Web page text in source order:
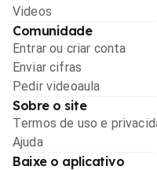
Videos
Comunidade
Entrar ou criar conta
Enviar cifras
Pedir videoaula
Sobre o site
Termos de uso e
Ajuda
Baixe o aplicativo